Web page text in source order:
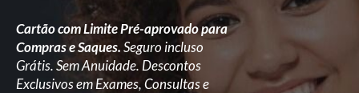
Cartão com Limite Pré-aprovado para
Compras e Saques.Seguro incluso
Grátis. Sem Anuidade. Descontos
Exclusivos em Exames, Consultas e